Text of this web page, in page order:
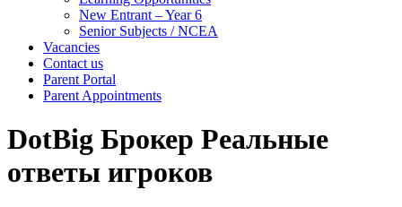
New Entrant – Year 6
Senior Subjects / NCEA
Vacancies
Contact us
Parent Portal
Parent Appointments
DotBig Брокер Реальные
ответы игроков